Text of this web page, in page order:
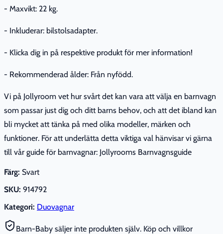
- Maxvikt: 22 kg.
- Inkluderar: bilstolsadapter.
- Klicka dig in på respektive produkt för mer information!
- Rekommenderad ålder: Från nyfödd.
Vi på Jollyroom vet hur svårt det kan vara att välja en barnvagn
som passar just dig och ditt barns behov, och att det ibland kan
bli mycket att tänka på med olika modeller, märken och
funktioner. För att underlätta detta viktiga val hänvisar vi gärna
till vår guide för barnvagnar: Jollyrooms Barnvagnsguide
Färg: Svart
SKU: 914792
Kategori: Duovagnar
Barn-Baby säljer inte produkten själv. Köp och villkor